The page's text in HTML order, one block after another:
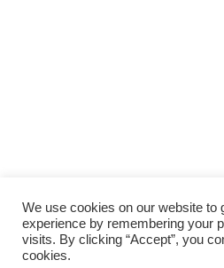
We use cookies on our website to
experience by remembering your
visits. By clicking “Accept”, you
cookies.